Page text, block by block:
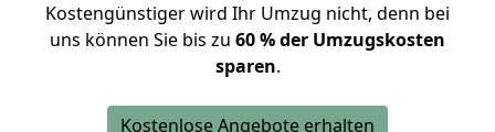
Kostengünstiger wird Ihr Umzug nicht, denn bei
uns können Sie bis zu 60 % der Umzugskosten
sparen.
Kostenlose Angebote erhalten